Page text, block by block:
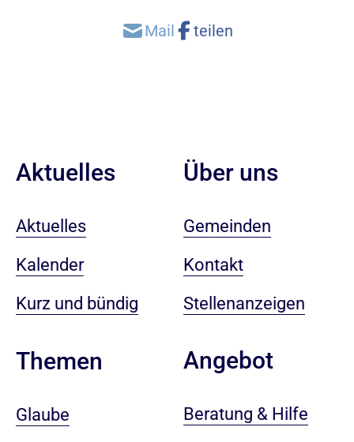
Aktuelles
Aktuelles
Kalender
Kurz und bündig
Themen
Glaube
Über uns
Gemeinden
Kontakt
Stellenanzeigen
Angebot
Beratung & Hilfe